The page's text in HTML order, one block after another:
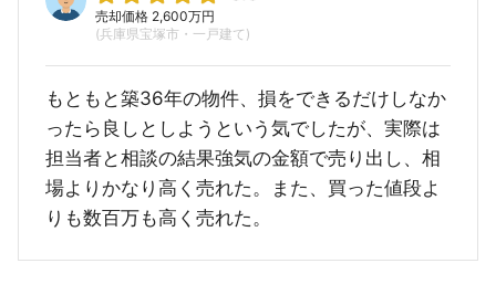
売却価格 2,600万円
(兵庫県宝塚市・一戸建て)
もともと築36年の物件、損をできるだけしなか
ったら良しとしようという気でしたが、実際は
担当者と相談の結果強気の金額で売り出し、相
場よりかなり高く売れた。また、買った値段よ
りも数百万も高く売れた。